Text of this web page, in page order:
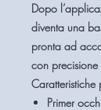
Dopo
diventa una
pronta ad
con precisione
Primer